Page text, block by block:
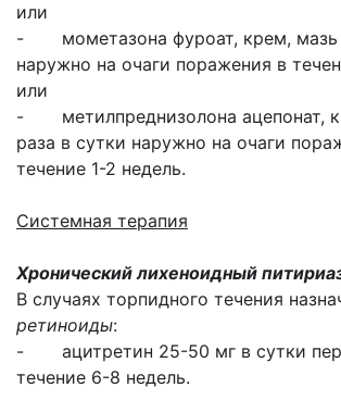
или
- мометазона фуроат, крем, мазь
наружно на очаги поражения в
или
- метилпреднизолона ацепонат,
раза в сутки наружно на очаги
течение 1-2 недель.
Системная терапия
Хронический лихеноидный
В случаях торпидного течения
ретиноиды:
- ацитретин 25-50 мг в сутки
течение 6-8 недель.